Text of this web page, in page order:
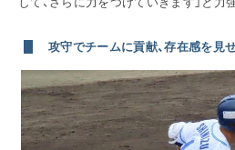
攻守でチームに貢献、存在感を見